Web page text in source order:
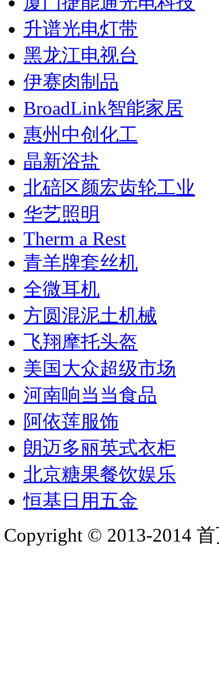
升谱光电灯带
黑龙江电视台
伊赛肉制品
BroadLink智能家居
惠州中创化工
晶新浴盐
北碚区颜宏齿轮工业
华艺照明
Therm a Rest
青羊牌套丝机
全微耳机
方圆混泥土机械
飞翔摩托头盔
美国大众超级市场
河南响当当食品
阿依莲服饰
朗迈多丽英式衣柜
北京糖果餐饮娱乐
恒基日用五金
Copyright © 2013-2014